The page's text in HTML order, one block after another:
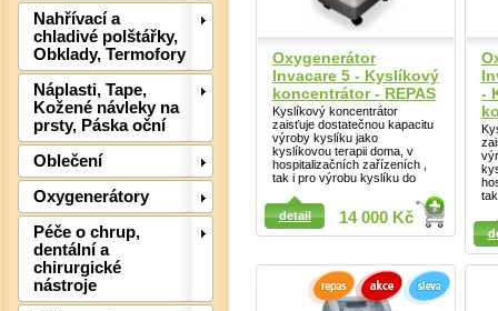
Nahřívací a
chladivé polštářky,
Obklady, Termofory
Náplasti, Tape,
Kožené návleky na
prsty, Páska oční
Oblečení
Oxygenerátory
Péče o chrup,
dentální a
chirurgické
nástroje
Oxygenerátor
Invacare 5 - Kyslíkový
koncentrátor - REPAS
Kyslíkový koncentrátor
zaisťuje dostatečnou kapacitu
výroby kyslíku jako
kyslíkovou terapii doma, v
hospitalizačních zařízeních ,
tak i pro výrobu kyslíku do
14 000 Kč
detail
-
Detail